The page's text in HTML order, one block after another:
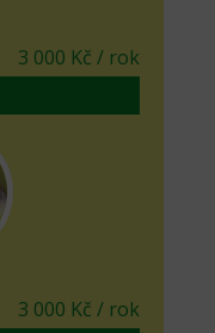
3 000 Kč / rok
3 000 Kč / rok